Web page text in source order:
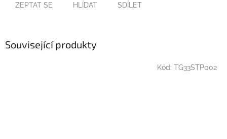
ZEPTAT SE HLÍDAT SDÍLET
Související produkty
Kód: TG33STP002